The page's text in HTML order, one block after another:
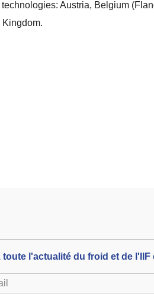
Austria, Belgium
toute l'actualité du froid et de